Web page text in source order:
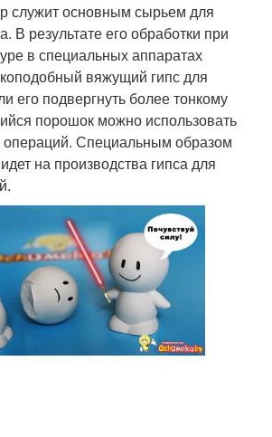
служит основным сырьем для
В результате его обработки при
в специальных аппаратах
вяжущий гипс для
его подвергнуть более тонкому
порошок можно использовать
Специальным образом
на производства гипса для